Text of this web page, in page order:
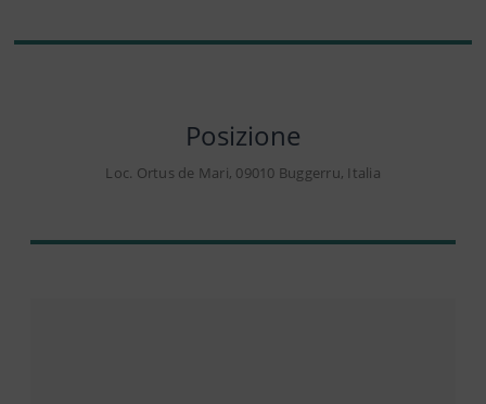
Posizione
Loc. Ortus de Mari, 09010 Buggerru, Italia